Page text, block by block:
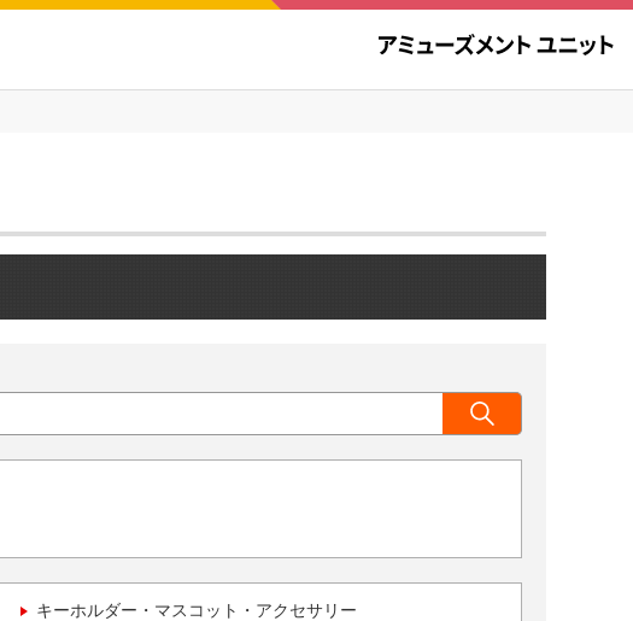
キーホルダー・マスコット・アクセサリー